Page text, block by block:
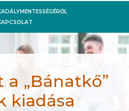
a „Bánatkő”
kiadása